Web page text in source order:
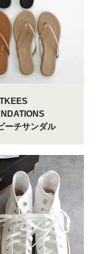
TKEES
ーチサンダル